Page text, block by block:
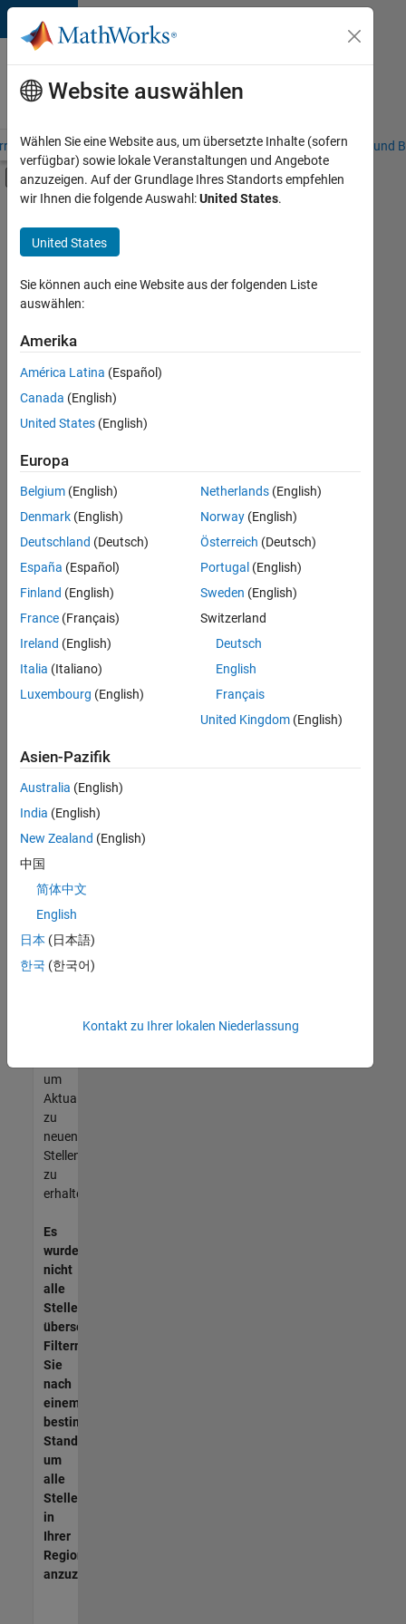
Weiter zum Inhalt
Karriere
bei
MathWorks
– Übersicht Stellensuche Niederlassungen Studierende und
Umschaltung für Off-Canvas-
Hauptinhalt
Praktika
Information Technology
Commercial Sales
Customer Support
Education Sales
Inside Sales
Sales Operations
Marketing Services
+8
Derzeit
es
keine
offenen
Stellen,
Ihren
Suchkriterien
entsprechen.
können
die
Suchkriterien
weiter
fassen
oder
alle
Stellenangebote
anzeigen .
noch
keine
offenen
Stellen
können,
die
Ihren
entsprechen,
werden
unseres
um
Aktualisierungen
zu
neuen
Stellenangeboten
zu
erhalten.
Es
wurden
nicht
alle
Stellen
übersetzt.
Filtern
Sie
nach
einem
bestimmten
Standort,
um
alle
Stellenangebote
in
Ihrer
Region
anzuzeigen.
Website auswählen
Wählen Sie eine Website aus, um übersetzte Inhalte (sofern
verfügbar) sowie lokale Veranstaltungen und Angebote
anzuzeigen. Auf der Grundlage Ihres Standorts empfehlen
wir Ihnen die folgende Auswahl:United States.
United States
Sie können auch eine Website aus der folgenden Liste
auswählen:
Amerika
América Latina (Español)
Canada (English)
United States (English)
Europa
Belgium (English)
Denmark (English)
Deutschland (Deutsch)
España (Español)
Finland (English)
France (Français)
Ireland (English)
Italia (Italiano)
Luxembourg (English)
Netherlands(English)
Norway(English)
Österreich (Deutsch)
Portugal (English)
Sweden (English)
Switzerland
Deutsch
English
Français
United Kingdom(English)
Asien-Pazifik
Australia (English)
India (English)
New Zealand (English)
中国
简体中文
English
日本 (日本語)
한국 (한국어)
Kontakt zu Ihrer lokalen Niederlassung